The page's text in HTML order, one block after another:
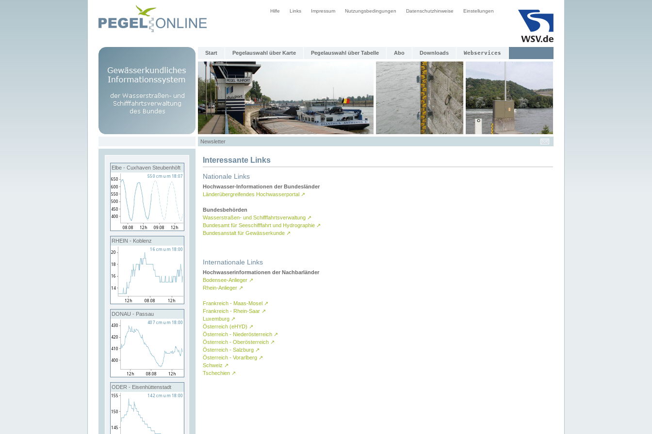
Hilfe Links Impressum Nutzungsbedingungen Datenschutzhinweise Einstellungen
Start Pegelauswahl über Karte Pegelauswahl über Tabelle Abo Downloads Webservices
Newsletter
Elbe - Cuxhaven Steubenhöft
RHEIN - Koblenz
DONAU - Passau
ODER - Eisenhüttenstadt
Interessante Links
Nationale Links
Hochwasser-Informationen der Bundesländer
Länderübergreifendes Hochwasserportal ↗
Bundesbehörden
Wasserstraßen- und Schifffahrtsverwaltung ↗
Bundesamt für Seeschifffahrt und Hydrographie ↗
Bundesanstalt für Gewässerkunde ↗
Internationale Links
Hochwasserinformationen der Nachbarländer
Bodensee-Anlieger ↗
Rhein-Anlieger ↗
Frankreich - Maas-Mosel ↗
Frankreich - Rhein-Saar ↗
Luxemburg ↗
Österreich (eHYD) ↗
Österreich - Niederösterreich ↗
Österreich - Oberösterreich ↗
Österreich - Salzburg ↗
Österreich - Vorarlberg ↗
Schweiz ↗
Tschechien ↗